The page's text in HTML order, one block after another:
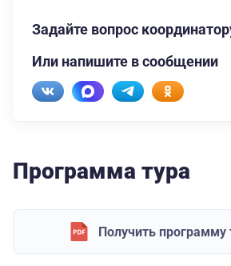
Задайте вопрос
Или напишите в сообщении
Программа тура
Получить программу